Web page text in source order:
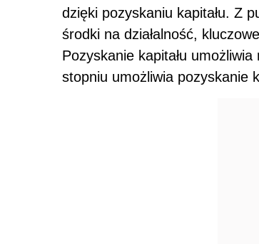
dzięki pozyskaniu kapitału. Z
środki na działalność,
Pozyskanie kapitału
stopniu umożliwia pozyskanie